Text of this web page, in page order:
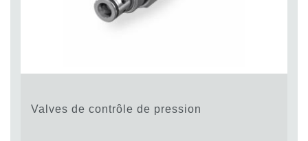
Valves de contrôle de pression